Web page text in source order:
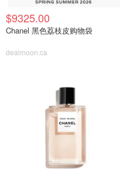
$9325.00
Chanel 黑色荔枝皮购物袋
dealmoon.ca